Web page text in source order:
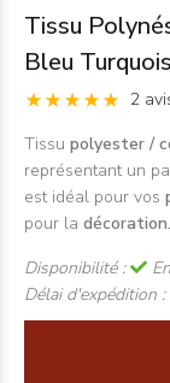
Tissu
Bleu
2
Tissu polyester /
représentant un
est idéal pour vos
pour la décoration.
Disponibilité :
Délai d'expédition :